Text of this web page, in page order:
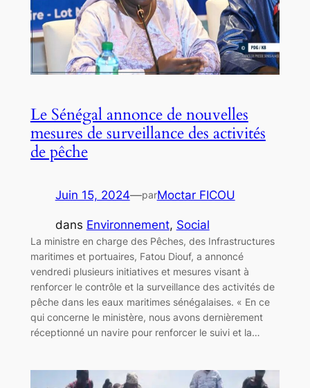
Le Sénégal annonce de nouvelles
mesures de surveillance des activités
de pêche
Juin 15, 2024—parMoctar FICOU
dans Environnement, Social
La ministre en charge des Pêches, des Infrastructures
maritimes et portuaires, Fatou Diouf, a annoncé
vendredi plusieurs initiatives et mesures visant à
renforcer le contrôle et la surveillance des activités de
pêche dans les eaux maritimes sénégalaises. « En ce
qui concerne le ministère, nous avons dernièrement
réceptionné un navire pour renforcer le suivi et la…